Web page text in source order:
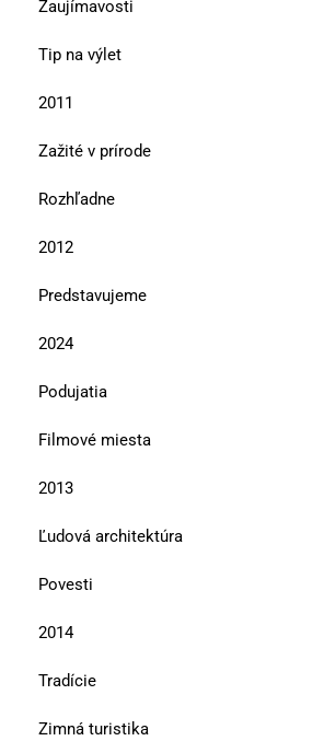
Zaujímavosti
Tip na výlet
2011
Zažité v prírode
Rozhľadne
2012
Predstavujeme
2024
Podujatia
Filmové miesta
2013
Ľudová architektúra
Povesti
2014
Tradície
Zimná turistika